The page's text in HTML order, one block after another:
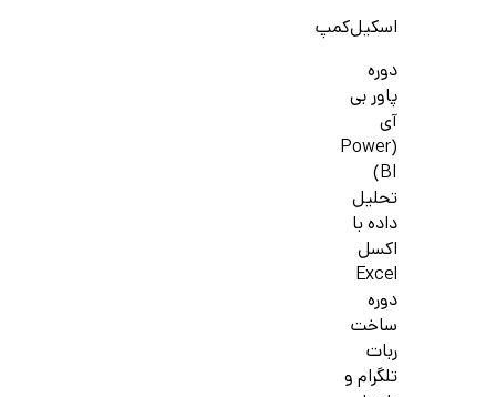
اسکیل‌کمپ
دوره
پاور بی
آی
(Power
BI)
تحلیل
داده با
اکسل
Excel
دوره
ساخت
ربات
تلگرام و